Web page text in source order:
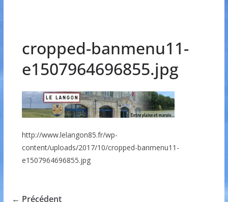
cropped-banmenu11-
e1507964696855.jpg
http://www.lelangon85.fr/wp-
content/uploads/2017/10/cropped-banmenu11-
e1507964696855.jpg
← Précédent